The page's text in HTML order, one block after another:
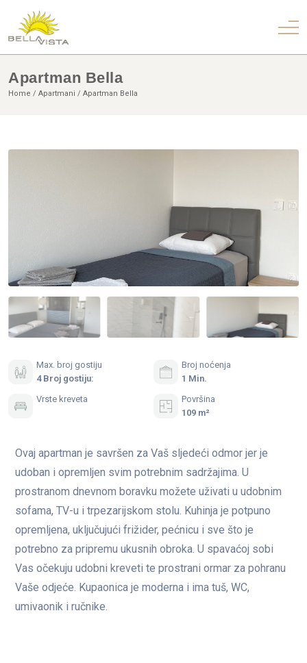
Apartman Bella
Home Apartmani Apartman Bella
Max. broj gostiju
4 Broj gostiju:
Broj noćenja
1 Min.
Vrste kreveta
Površina
109 m²
Ovaj apartman je savršen za Vaš sljedeći odmor jer je
udoban i opremljen svim potrebnim sadržajima. U
prostranom dnevnom boravku možete uživati u udobnim
sofama, TV-u i trpezarijskom stolu. Kuhinja je potpuno
opremljena, uključujući frižider, pećnicu i sve što je
potrebno za pripremu ukusnih obroka. U spavaćoj sobi
Vas očekuju udobni kreveti te prostrani ormar za pohranu
Vaše odjeće. Kupaonica je moderna i ima tuš, WC,
umivaonik i ručnike.